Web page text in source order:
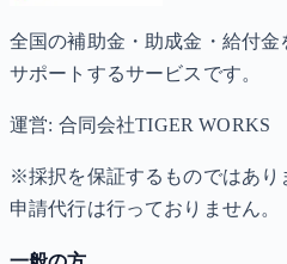
全国の補助金・助成金・給付
サポートするサービスです。
運営: 合同会社TIGER WORKS
※採択を保証するものではあり
申請代行は行っておりません。